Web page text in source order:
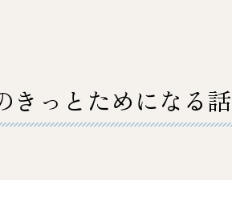
きっとためになる話